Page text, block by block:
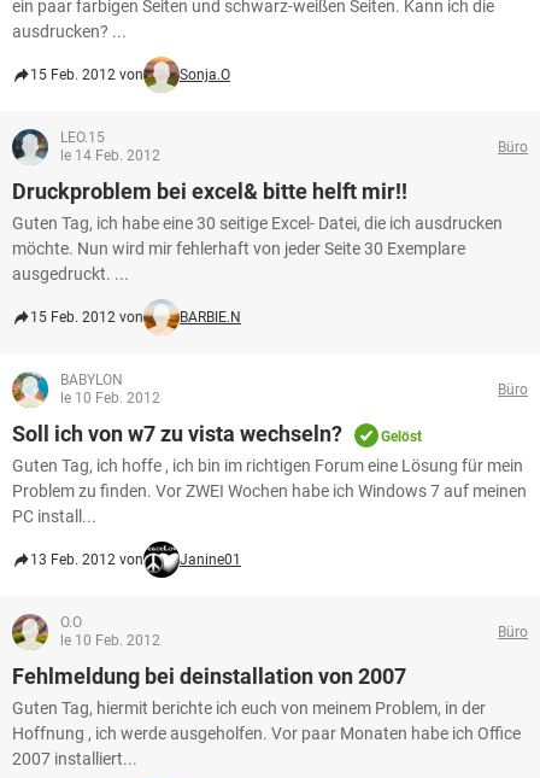
ein paar farbigen Seiten und schwarz-weißen Seiten. Kann ich die
ausdrucken? ...
15 Feb. 2012 von Sonja.O
LEO.15
le 14 Feb. 2012
Büro
Druckproblem bei excel& bitte helft mir!!
Guten Tag, ich habe eine 30 seitige Excel- Datei, die ich ausdrucken
möchte. Nun wird mir fehlerhaft von jeder Seite 30 Exemplare
ausgedruckt. ...
15 Feb. 2012 von BARBIE.N
BABYLON
le 10 Feb. 2012
Büro
Soll ich von w7 zu vista wechseln? Gelöst
Guten Tag, ich hoffe , ich bin im richtigen Forum eine Lösung für mein
Problem zu finden. Vor ZWEI Wochen habe ich Windows 7 auf meinen
PC install...
13 Feb. 2012 von Janine01
O.O
le 10 Feb. 2012
Büro
Fehlmeldung bei deinstallation von 2007
Guten Tag, hiermit berichte ich euch von meinem Problem, in der
Hoffnung , ich werde ausgeholfen. Vor paar Monaten habe ich Office
2007 installiert...